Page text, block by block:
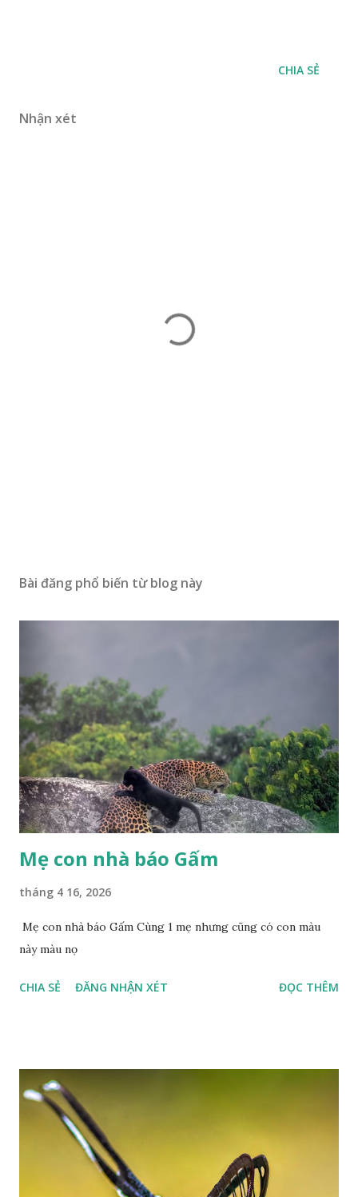
CHIA SẺ
Nhận xét
Bài đăng phổ biến từ blog này
Mẹ con nhà báo Gấm
tháng 4 16, 2026
Mẹ con nhà báo Gấm Cùng 1 mẹ nhưng cũng có con màu
này màu nọ
CHIA SẺ ĐĂNG NHẬN XÉT ĐỌC THÊM